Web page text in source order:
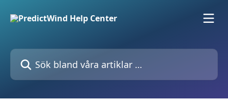
Sök bland våra artiklar …